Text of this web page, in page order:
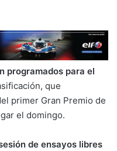
programados para el
que
primer Gran Premio de
el domingo.
de ensayos libres